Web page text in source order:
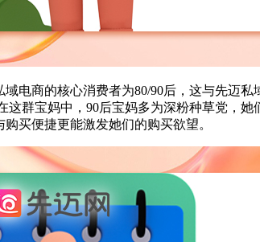
电商的核心消费者为80/90后，这与先迈
群宝妈中，90后宝妈多为深粉种草党，
买便捷更能激发她们的购买欲望。